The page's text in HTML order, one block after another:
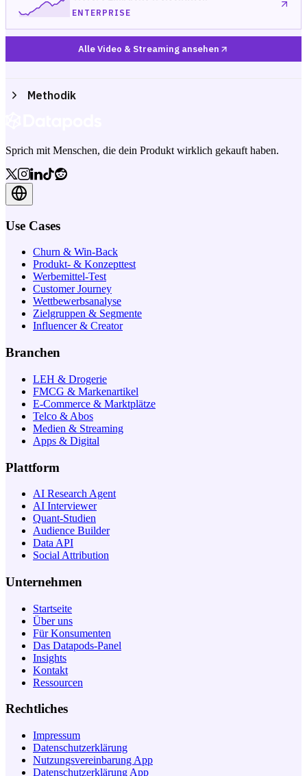
ENTERPRISE
Alle Video & Streaming ansehen
Methodik
Sprich mit Menschen, die dein Produkt wirklich gekauft haben.
Use Cases
Churn & Win-Back
Produkt- & Konzepttest
Werbemittel-Test
Customer Journey
Wettbewerbsanalyse
Zielgruppen & Segmente
Influencer & Creator
Branchen
LEH & Drogerie
FMCG & Markenartikel
E-Commerce & Marktplätze
Telco & Abos
Medien & Streaming
Apps & Digital
Plattform
AI Research Agent
AI Interviewer
Quant-Studien
Audience Builder
Data API
Social Attribution
Unternehmen
Startseite
Über uns
Für Konsumenten
Das Datapods-Panel
Insights
Kontakt
Ressourcen
Rechtliches
Impressum
Datenschutzerklärung
Nutzungsvereinbarung App
Datenschutzerklärung App